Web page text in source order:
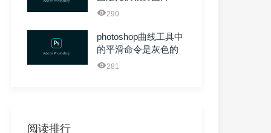
290
photoshop曲线工具中
的平滑命令是灰色的
不可用
281
阅读排行